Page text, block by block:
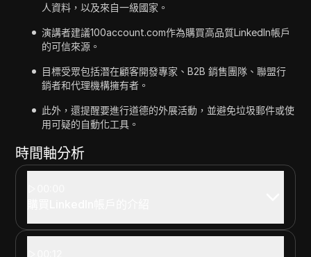
人資料，以及來自一級國家。
演講者建議100account.com作為購買高品質LinkedIn帳戶
的可信來源。
目標受眾包括潛在顧客開發專家、B2B 銷售團隊、聯盟行
銷者和代理機構擁有者。
此外，還提醒要進行道德的外展活動，並避免垃圾郵件或使
用可疑的自動化工具。
時間軸分析